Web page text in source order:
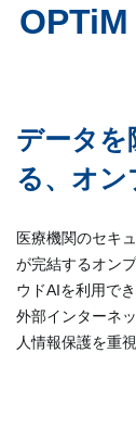
データを
る、オ
医療機関のセキ
が完結するオン
ウドAIを利用で
外部インターネ
人情報保護を重